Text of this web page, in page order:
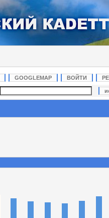
GOOGLEMAP ВОЙТИ